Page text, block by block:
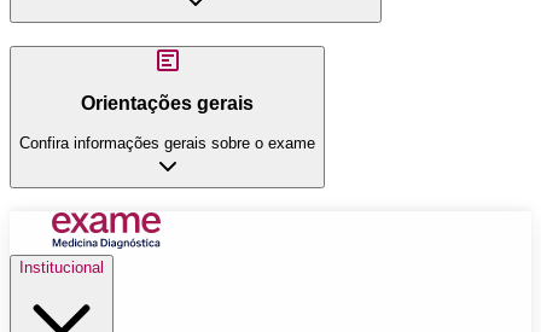
Orientações gerais
Confira informações gerais sobre o exame
Institucional